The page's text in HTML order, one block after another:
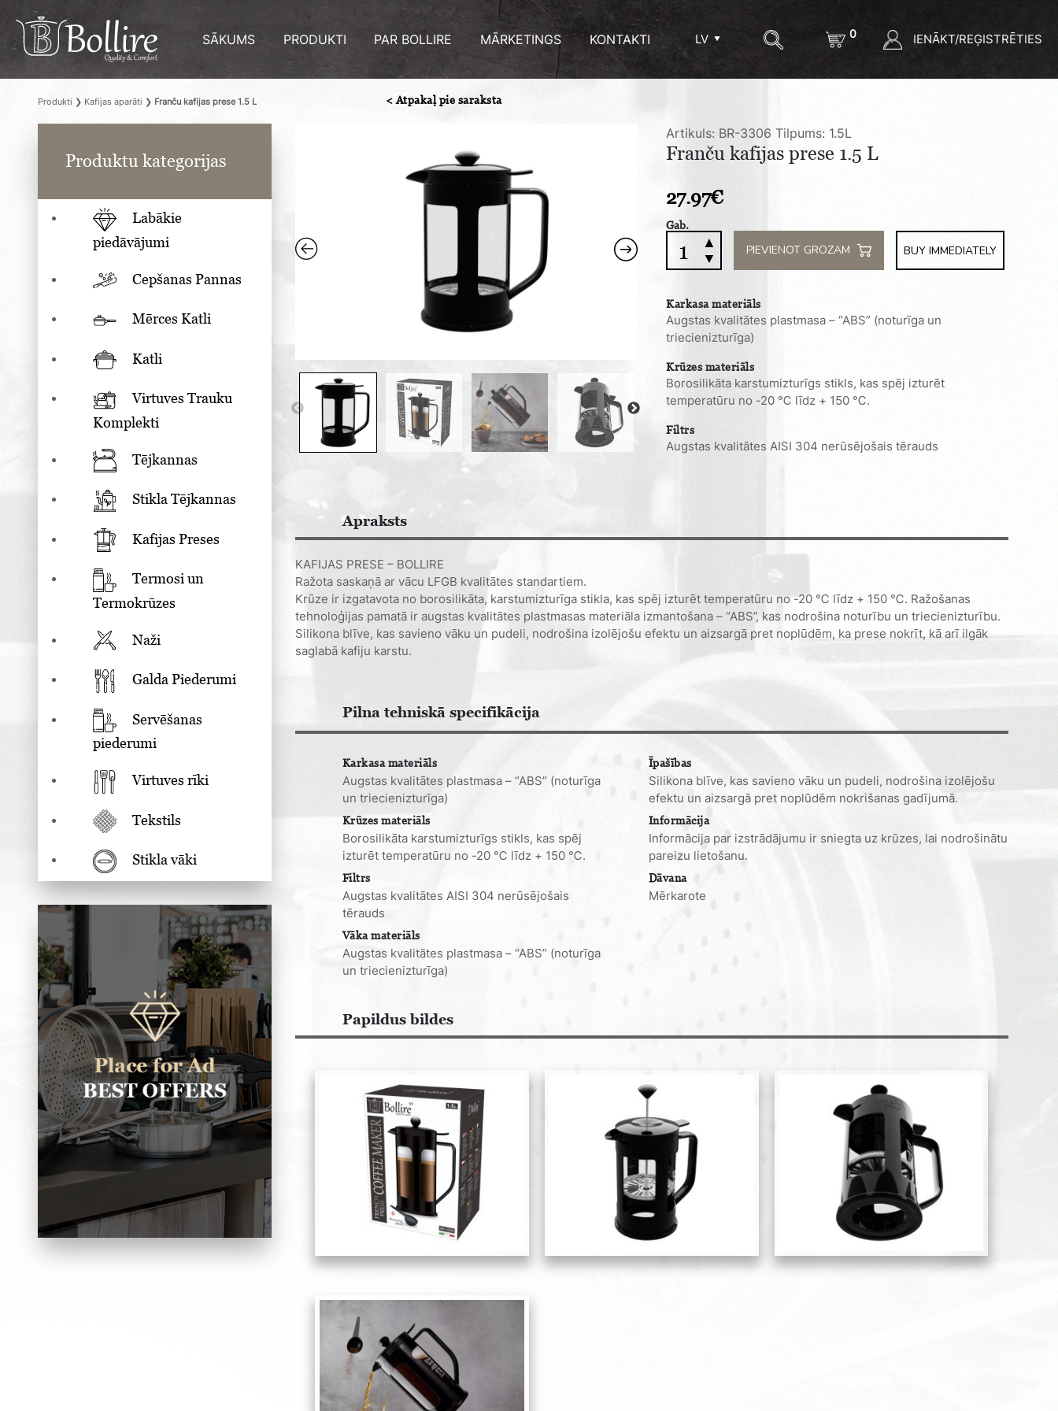
SĀKUMS PRODUKTI PAR BOLLIRE MĀRKETINGS KONTAKTI LV 0 IENĀKT/REĢISTRĒTIES
Produkti ❯ Kafijas aparāti ❯ Franču kafijas prese 1.5 L
Produktu kategorijas
Labākie
piedāvājumi
Cepšanas Pannas
Mērces Katli
Katli
Virtuves Trauku
Komplekti
Tējkannas
Stikla Tējkannas
Kafijas Preses
Termosi un
Termokrūzes
Naži
Galda Piederumi
Servēšanas
piederumi
Virtuves rīki
Tekstils
Stikla vāki
< Atpakaļ pie saraksta
Artikuls: BR-3306 Tilpums: 1.5L
Franču kafijas prese 1.5 L
27.97€
Gab.
Franču
kafijas
1.5
L
quantity
▲
▼
PIEVIENOT GROZAM BUY IMMEDIATELY
Karkasa materiāls
Augstas kvalitātes plastmasa – “ABS” (noturīga un
triecienizturīga)
Krūzes materiāls
Borosilikāta karstumizturīgs stikls, kas spēj izturēt
temperatūru no -20 ℃ līdz + 150 ℃.
Filtrs
Augstas kvalitātes AISI 304 nerūsējošais tērauds
Apraksts
KAFIJAS PRESE – BOLLIRE
Ražota saskaņā ar vācu LFGB kvalitātes standartiem.
Krūze ir izgatavota no borosilikāta, karstumizturīga stikla, kas spēj izturēt temperatūru no -20 ℃ līdz + 150 ℃. Ražošanas
tehnoloģijas pamatā ir augstas kvalitātes plastmasas materiāla izmantošana – “ABS”, kas nodrošina noturību un triecienizturību.
Silikona blīve, kas savieno vāku un pudeli, nodrošina izolējošu efektu un aizsargā pret noplūdēm, ka prese nokrīt, kā arī ilgāk
saglabā kafiju karstu.
Pilna tehniskā specifikācija
Karkasa materiāls Īpašības
Augstas kvalitātes plastmasa – “ABS” (noturīga
un triecienizturīga)
Silikona blīve, kas savieno vāku un pudeli, nodrošina izolējošu
efektu un aizsargā pret noplūdēm nokrišanas gadījumā.
Krūzes materiāls Informācija
Borosilikāta karstumizturīgs stikls, kas spēj
izturēt temperatūru no -20 ℃ līdz + 150 ℃.
Informācija par izstrādājumu ir sniegta uz krūzes, lai nodrošinātu
pareizu lietošanu.
Filtrs Dāvana
Augstas kvalitātes AISI 304 nerūsējošais
tērauds
Mērkarote
Vāka materiāls
Augstas kvalitātes plastmasa – “ABS” (noturīga
un triecienizturīga)
Papildus bildes